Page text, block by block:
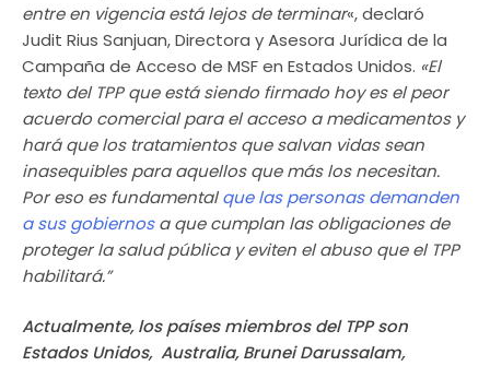
entre en vigencia está lejos de terminar«, declaró
Judit Rius Sanjuan, Directora y Asesora Jurídica de la
Campaña de Acceso de MSF en Estados Unidos. «El
texto del TPP que está siendo firmado hoy es el peor
acuerdo comercial para el acceso a medicamentos y
hará que los tratamientos que salvan vidas sean
inasequibles para aquellos que más los necesitan.
Por eso es fundamentalque las personas demanden
a sus gobiernosa que cumplan las obligaciones de
proteger la salud pública y eviten el abuso que el TPP
habilitará.”
Actualmente, los países miembros del TPP son
Estados Unidos, Australia, Brunei Darussalam,